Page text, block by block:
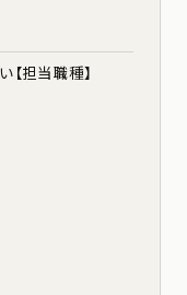
【担当職種】